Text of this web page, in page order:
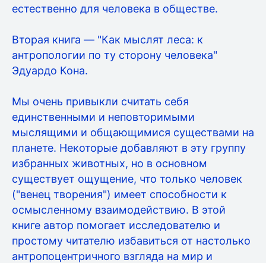
естественно для человека в обществе.
Вторая книга — "Как мыслят леса: к
антропологии по ту сторону человека"
Эдуардо Кона.
Мы очень привыкли считать себя
единственными и неповторимыми
мыслящими и общающимися существами на
планете. Некоторые добавляют в эту группу
избранных животных, но в основном
существует ощущение, что только человек
("венец творения") имеет способности к
осмысленному взаимодействию. В этой
книге автор помогает исследователю и
простому читателю избавиться от настолько
антропоцентричного взгляда на мир и